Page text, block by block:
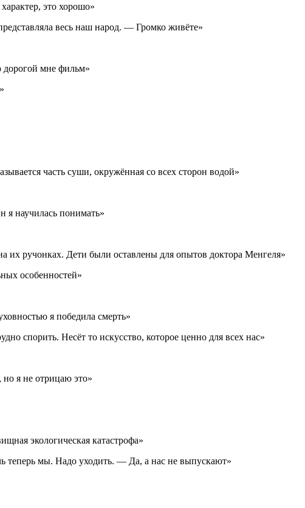
это хорошо»
весь наш народ. — Громко живёте»
дорогой мне фильм»
часть суши, окружённая со всех сторон водой»
я научилась понимать»
ручонках. Дети были оставлены для опытов доктора Менгеля»
особенностей»
я победила смерть»
спорить. Несёт то искусство, которое ценно для всех нас»
я не отрицаю это»
экологическая катастрофа»
теперь мы. Надо уходить. — Да, а нас не выпускают»